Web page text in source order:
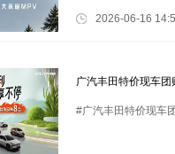
2026-06-16
广汽丰田特价现车团
#广汽丰田特价现